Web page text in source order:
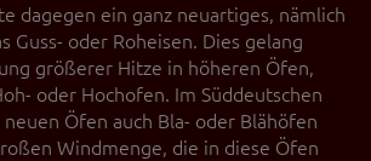
dagegen ein ganz neuartiges, nämlich
Guss- oder Roheisen. Dies gelang
größerer Hitze in höheren Öfen,
oder Hochofen. Im Süddeutschen
Öfen auch Bla- oder Blähöfen
Windmenge, die in diese Öfen